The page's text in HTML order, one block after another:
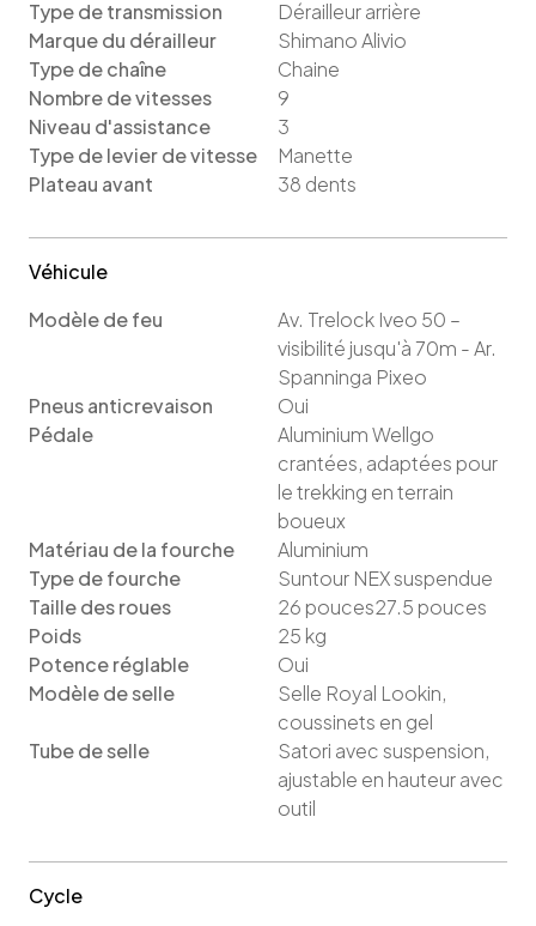
Type de transmission
Dérailleur arrière
Marque du dérailleur
Shimano Alivio
Type de chaîne
Chaine
Nombre de vitesses
9
Niveau d'assistance
3
Type de levier de vitesse
Manette
Plateau avant
38 dents
Véhicule
Modèle de feu
Av. Trelock Iveo 50 –
visibilité jusqu'à 70m - Ar.
Spanninga Pixeo
Pneus anticrevaison
Oui
Pédale
Aluminium Wellgo
crantées, adaptées pour
le trekking en terrain
boueux
Matériau de la fourche
Aluminium
Type de fourche
Suntour NEX suspendue
Taille des roues
26 pouces27.5 pouces
Poids
25 kg
Potence réglable
Oui
Modèle de selle
Selle Royal Lookin,
coussinets en gel
Tube de selle
Satori avec suspension,
ajustable en hauteur avec
outil
Cycle